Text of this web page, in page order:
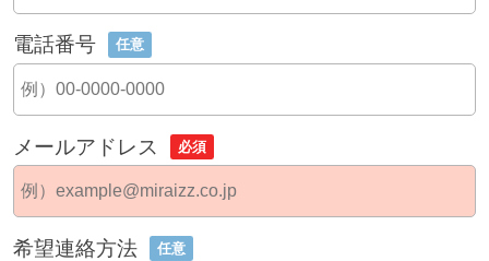
電話番号 任意
メールアドレス 必須
希望連絡方法 任意